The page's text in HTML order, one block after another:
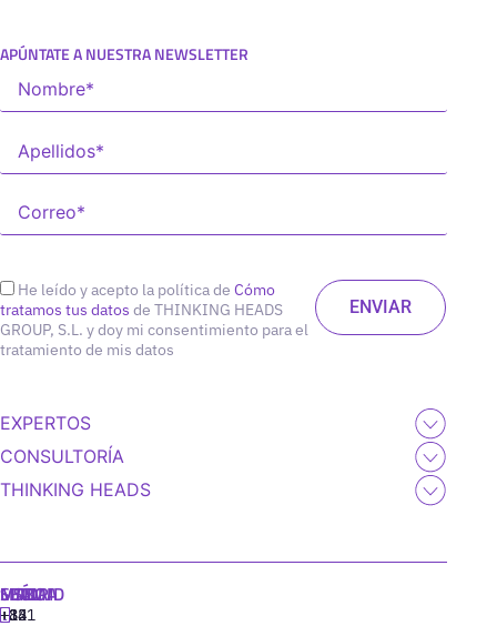
APÚNTATE A NUESTRA NEWSLETTER
He leído y acepto la política de Cómo
tratamos tus datos de THINKING HEADS
GROUP, S.L. y doy mi consentimiento para el
tratamiento de mis datos
EXPERTOS
CONSULTORÍA
THINKING HEADS
MADRID
+34
MIAMI
+1
SEÚL
+82
LISBOA
‪+351